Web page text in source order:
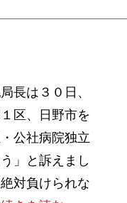
長は３０日、
区、日野市を
公社病院独立
」と訴えまし
対負けられな